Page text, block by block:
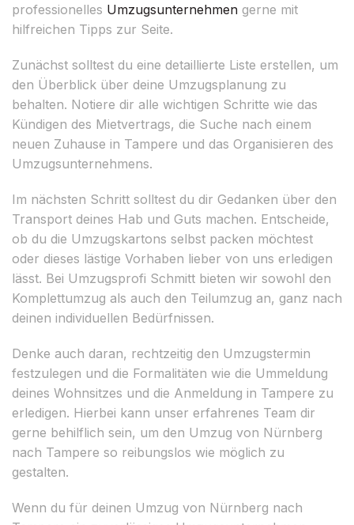
professionelles Umzugsunternehmen gerne mit
hilfreichen Tipps zur Seite.
Zunächst solltest du eine detaillierte Liste erstellen, um
den Überblick über deine Umzugsplanung zu
behalten. Notiere dir alle wichtigen Schritte wie das
Kündigen des Mietvertrags, die Suche nach einem
neuen Zuhause in Tampere und das Organisieren des
Umzugsunternehmens.
Im nächsten Schritt solltest du dir Gedanken über den
Transport deines Hab und Guts machen. Entscheide,
ob du die Umzugskartons selbst packen möchtest
oder dieses lästige Vorhaben lieber von uns erledigen
lässt. Bei Umzugsprofi Schmitt bieten wir sowohl den
Komplettumzug als auch den Teilumzug an, ganz nach
deinen individuellen Bedürfnissen.
Denke auch daran, rechtzeitig den Umzugstermin
festzulegen und die Formalitäten wie die Ummeldung
deines Wohnsitzes und die Anmeldung in Tampere zu
erledigen. Hierbei kann unser erfahrenes Team dir
gerne behilflich sein, um den Umzug von Nürnberg
nach Tampere so reibungslos wie möglich zu
gestalten.
Wenn du für deinen Umzug von Nürnberg nach